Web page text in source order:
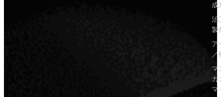
成
治
製
ア
／
マ
カ
マ